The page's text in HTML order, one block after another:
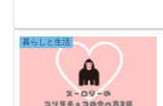
暮らしと生活